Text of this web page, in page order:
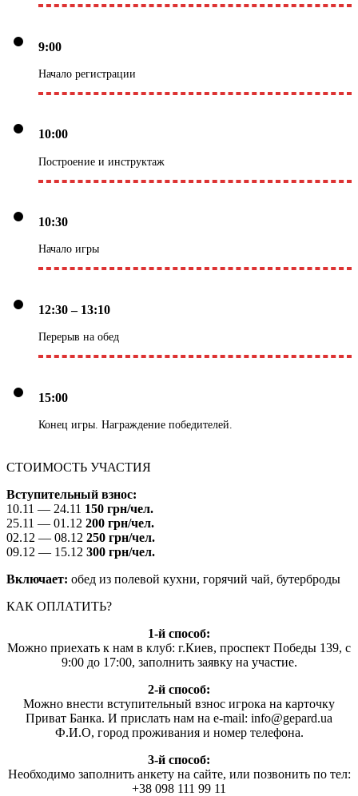
9:00
Начало регистрации
10:00
Построение и инструктаж
10:30
Начало игры
12:30 – 13:10
Перерыв на обед
15:00
Конец игры. Награждение победителей.
СТОИМОСТЬ УЧАСТИЯ
Вступительный взнос:
10.11 — 24.11 150 грн/чел.
25.11 — 01.12 200 грн/чел.
02.12 — 08.12 250 грн/чел.
09.12 — 15.12 300 грн/чел.
Включает: обед из полевой кухни, горячий чай, бутерброды
КАК ОПЛАТИТЬ?
1-й способ:
Можно приехать к нам в клуб: г.Киев, проспект Победы 139, с
9:00 до 17:00, заполнить заявку на участие.
2-й способ:
Можно внести вступительный взнос игрока на карточку
Приват Банка. И прислать нам на e-mail: info@gepard.ua
Ф.И.О, город проживания и номер телефона.
3-й способ:
Необходимо заполнить анкету на сайте, или позвонить по тел:
+38 098 111 99 11